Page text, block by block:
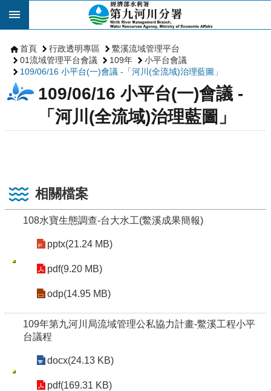
跳到主要內容區塊
首頁 行政透明專區
鱉溪流域管理平台
01流域管理平台會議
109年
小平台會議
109/06/16 小平台(一)會議 -「河川(全流域)治理藍圖」
109/06/16 小平台(一)會議 -
「河川(全流域)治理藍圖」
相關檔案
108水寶生態調查-台大水工(鱉溪成果簡報)
pptx(21.24 MB)
pdf(9.20 MB)
odp(14.95 MB)
109年第九河川局流域管理公私協力計畫-鱉溪工程小平
台議程
docx(24.13 KB)
pdf(169.31 KB)